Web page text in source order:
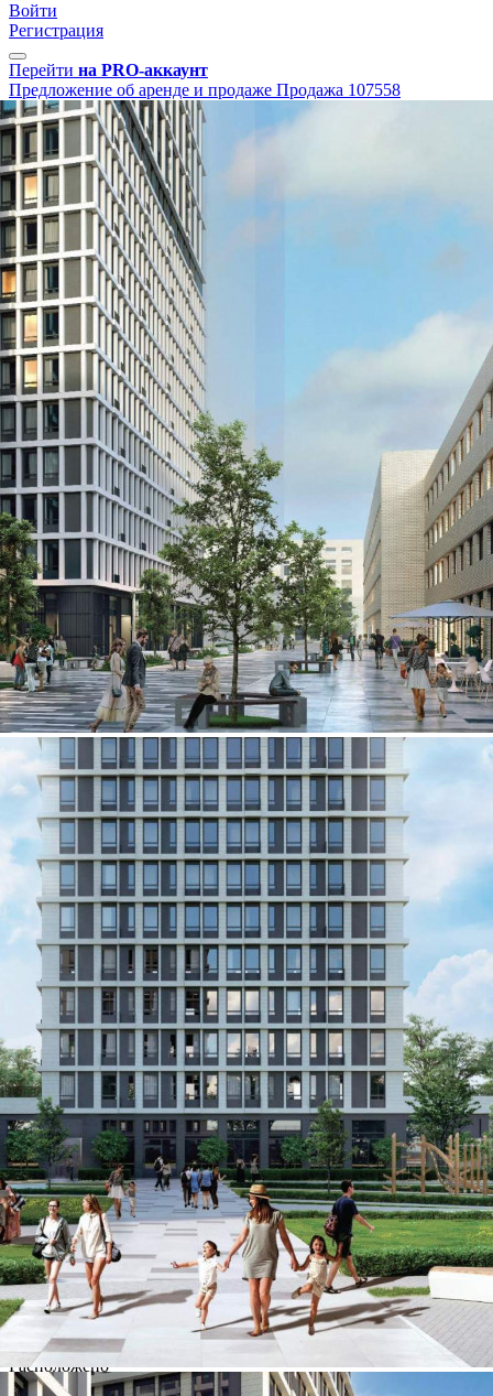
Войти
Регистрация
Перейти на PRO-аккаунт
Предложение об аренде и продаже Продажа 107558
Продажа
107558 - Г. МОСКВА,
УЛИЦА, Д.11СТР8
Москва / Московская обл
Получить контакты Посмотреть на карте
Продается кладовая на -1-м этаже 30-этажного нового дома в
корпусе 1 в ЖК «MYPRIORITY Dubrovka».[#5897500#]
436 (+4)
Навигация
Характеристики
О помещении
Где находится
Контакты
Другие объявления
Характеристики помещения
№ объявления
107558
Дата размещения
02.05.2024
Город
Москва
Адрес
Шарикоподшипниковская улица, д.11стр8
Расположено
Этаж